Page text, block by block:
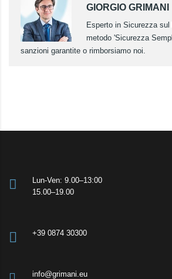
GIORGIO GRIMANI
Esperto in Sicurezza sul
metodo 'Sicurezza
sanzioni garantite o rimborsiamo noi.
Lun-Ven: 9.00–13:00
15.00–19.00
+39 0874 30300
info@grimani.eu